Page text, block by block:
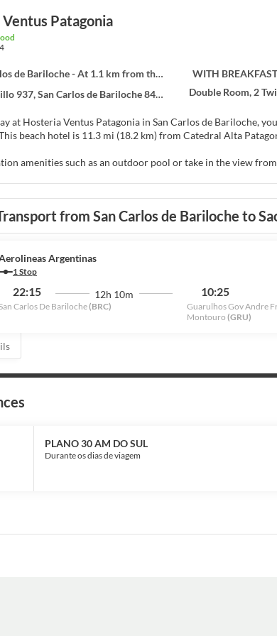
Patagonia
de Bariloche - At 1.1 km from the centre
WITH
937, San Carlos de Bariloche 8400
Double Room, 2
at Hosteria Ventus Patagonia in San Carlos de Bariloche,
Lake. This beach hotel is 11.3 mi (18.2 km) from Catedral
amenities such as an outdoor pool or take in the view
at home in one of the 14 guestrooms featuring minibars
cable programming is available for your entertainment.
include phones, as well as safes and desks.
of the hotel's room service (during limited hours). A
from San Carlos de Bariloche to
Argentinas
1 Stop
22:15
San Carlos De Bariloche(BRC)
12h 10m 10:25
Guarulhos Gov Andre
Montouro (GRU)
PLANO 30 AM DO SUL
Durante os dias de viagem